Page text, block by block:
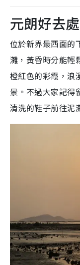
元朗好去
位於新界最西面的
灘，黃昏時分能輕
橙紅色的彩霞，浪
景。不過大家記得
清洗的鞋子前往泥